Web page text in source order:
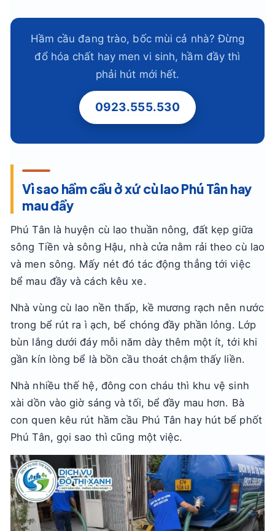
Hầm cầu đang trào, bốc mùi cả nhà? Đừng
đổ hóa chất hay men vi sinh, hầm đầy thì
phải hút mới hết.
0923.555.530
Vì sao hầm cầu ở xứ cù lao Phú Tân hay
mau đầy
Phú Tân là huyện cù lao thuần nông, đất kẹp giữa
sông Tiền và sông Hậu, nhà cửa nằm rải theo cù lao
và men sông. Mấy nét đó tác động thẳng tới việc
bể mau đầy và cách kêu xe.
Nhà vùng cù lao nền thấp, kề mương rạch nên nước
trong bể rút ra ì ạch, bể chóng đầy phần lỏng. Lớp
bùn lắng dưới đáy mỗi năm dày thêm một ít, tới khi
gần kín lòng bể là bồn cầu thoát chậm thấy liền.
Nhà nhiều thế hệ, đông con cháu thì khu vệ sinh
xài dồn vào giờ sáng và tối, bể đầy mau hơn. Bà
con quen kêu rút hầm cầu Phú Tân hay hút bể phốt
Phú Tân, gọi sao thì cũng một việc.